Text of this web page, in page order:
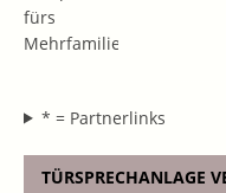
* = Partnerlinks
TÜRSPRECHANLAGE